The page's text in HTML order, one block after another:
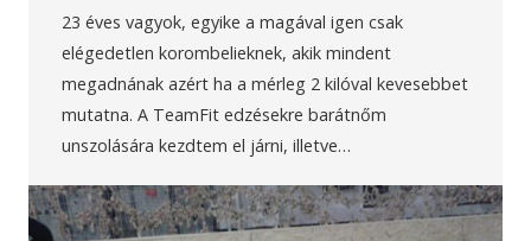
23 éves vagyok, egyike a magával igen csak
elégedetlen korombelieknek, akik mindent
megadnának azért ha a mérleg 2 kilóval kevesebbet
mutatna. A TeamFit edzésekre barátnőm
unszolására kezdtem el járni, illetve…